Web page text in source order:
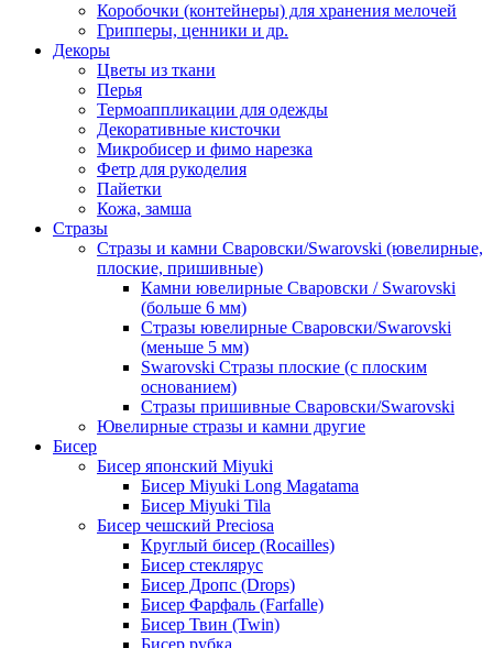
Коробочки (контейнеры) для хранения мелочей
Грипперы, ценники и др.
Декоры
Цветы из ткани
Перья
Термоаппликации для одежды
Декоративные кисточки
Микробисер и фимо нарезка
Фетр для рукоделия
Пайетки
Кожа, замша
Стразы
Стразы и камни Сваровски/Swarovski (ювелирные,
плоские, пришивные)
Камни ювелирные Сваровски / Swarovski
(больше 6 мм)
Стразы ювелирные Сваровски/Swarovski
(меньше 5 мм)
Swarovski Стразы плоские (с плоским
основанием)
Стразы пришивные Сваровски/Swarovski
Ювелирные стразы и камни другие
Бисер
Бисер японский Miyuki
Бисер Miyuki Long Magatama
Бисер Miyuki Tila
Бисер чешский Preciosa
Круглый бисер (Rocailles)
Бисер стеклярус
Бисер Дропс (Drops)
Бисер Фарфаль (Farfalle)
Бисер Твин (Twin)